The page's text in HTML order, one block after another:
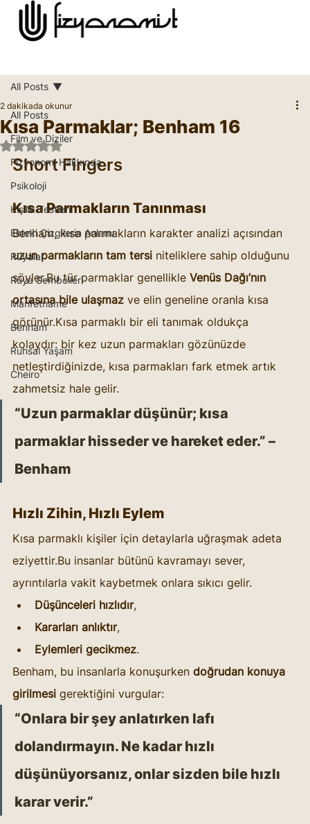
All Posts
Film ve Diziler
Fizyonomi Hakkında
Psikoloji
Kişilik Testleri
Eldeki Çizgilerin Anlamı
Rüyalar
Rüya Sembolleri
Marifetname
Benham
Ruhsal Yaşam
Cheiro
All Posts
Kısa Parmaklar; Benham 16
2 dakikada okunur
5 üzerinden NaN yıldız
Short Fingers
Kısa Parmakların Tanınması
Benham, kısa parmakların karakter analizi açısından
uzun parmakların tam tersi niteliklere sahip olduğunu
söyler.Bu tür parmaklar genellikle Venüs Dağı’nın
ortasına bile ulaşmaz ve elin geneline oranla kısa
görünür.Kısa parmaklı bir eli tanımak oldukça
kolaydır: bir kez uzun parmakları gözünüzde
netleştirdiğinizde, kısa parmakları fark etmek artık
zahmetsiz hale gelir.
“Uzun parmaklar düşünür; kısa
parmaklar hisseder ve hareket eder.” –
Benham
Hızlı Zihin, Hızlı Eylem
Kısa parmaklı kişiler için detaylarla uğraşmak adeta
eziyettir.Bu insanlar bütünü kavramayı sever,
ayrıntılarla vakit kaybetmek onlara sıkıcı gelir.
Düşünceleri hızlıdır,
Kararları anlıktır,
Eylemleri gecikmez.
Benham, bu insanlarla konuşurken doğrudan konuya
girilmesi gerektiğini vurgular:
“Onlara bir şey anlatırken lafı
dolandırmayın. Ne kadar hızlı
düşünüyorsanız, onlar sizden bile hızlı
karar verir.”